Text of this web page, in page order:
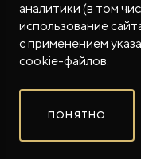
Калькулятор трейд-ин
Страхование
Помощь на дорогах
Руководства по
Магазин приложений
Истории владельцев
Часто задаваемые
СОТРУДНИЧЕСТВО
© 2026
Сделано в ПЕРКС
аналитики (в том
использование
с применением
cookie-файлов.
ПОНЯТНО